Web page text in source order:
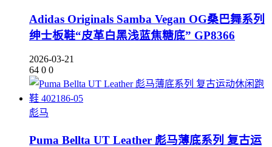
Adidas Originals Samba Vegan OG桑巴舞系列
绅士板鞋“皮革白黑浅蓝焦糖底” GP8366
2026-03-21
64 0 0
彪马
Puma Bellta UT Leather 彪马薄底系列 复古运